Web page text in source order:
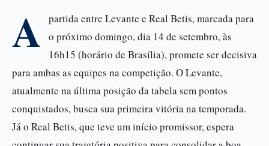
A
partida entre Levante e Real Betis, marcada para
o próximo domingo, dia 14 de setembro, às
16h15 (horário de Brasília), promete ser decisiva
para ambas as equipes na competição. O Levante,
atualmente na última posição da tabela sem pontos
conquistados, busca sua primeira vitória na temporada.
Já o Real Betis, que teve um início promissor, espera